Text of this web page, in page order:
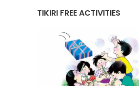
TIKIRI FREE ACTIVITIES